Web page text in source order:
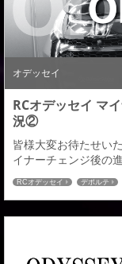
オデッセイ
RCオデッセイ マ
況②
皆様大変お待たせい
イナーチェンジ後の
製品が完成しました
きます。今回はフロ
らためて全体画像な
もなくとなりますの
の程よろしくお願い
RCオデッセイ デポルテ